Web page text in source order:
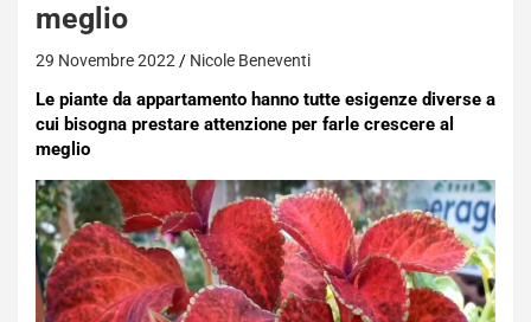
meglio
29 Novembre 2022 Nicole Beneventi
Le piante da appartamento hanno tutte esigenze diverse a
cui bisogna prestare attenzione per farle crescere al
meglio